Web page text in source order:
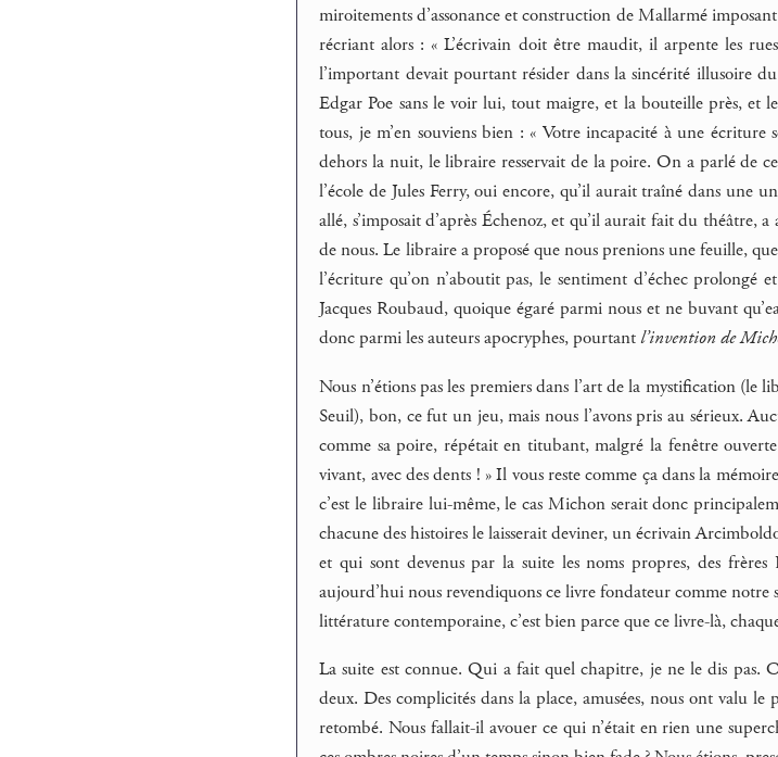
miroitements d’assonance et construction de Mallarmé
récriant alors : « L’écrivain doit être maudit, il arpente les
l’important devait pourtant résider dans la sincérité illusoire
Edgar Poe sans le voir lui, tout maigre, et la bouteille près, et
tous, je m’en souviens bien : « Votre incapacité à une
dehors la nuit, le libraire resservait de la poire. On a parlé de
l’école de Jules Ferry, oui encore, qu’il aurait traîné dans une
allé, s’imposait d’après Échenoz, et qu’il aurait fait du
de nous. Le libraire a proposé que nous prenions une feuille,
l’écriture qu’on n’aboutit pas, le sentiment d’échec
Jacques Roubaud, quoique égaré parmi nous et ne buvant
donc parmi les auteurs apocryphes, pourtantl’invention de
Nous n’étions pas les premiers dans l’art de la mystification
Seuil), bon, ce fut un jeu, mais nous l’avons pris au sérieux.
comme sa poire, répétait en titubant, malgré la fenêtre
vivant, avec des dents ! » Il vous reste comme ça dans la
c’est le libraire lui-même, le cas Michon serait donc
chacune des histoires le laisserait deviner, un écrivain
et qui sont devenus par la suite les noms propres, des
aujourd’hui nous revendiquons ce livre fondateur comme
littérature contemporaine, c’est bien parce que ce livre-là,
La suite est connue. Qui a fait quel chapitre, je ne le dis pas.
deux. Des complicités dans la place, amusées, nous ont valu
retombé. Nous fallait-il avouer ce qui n’était en rien une